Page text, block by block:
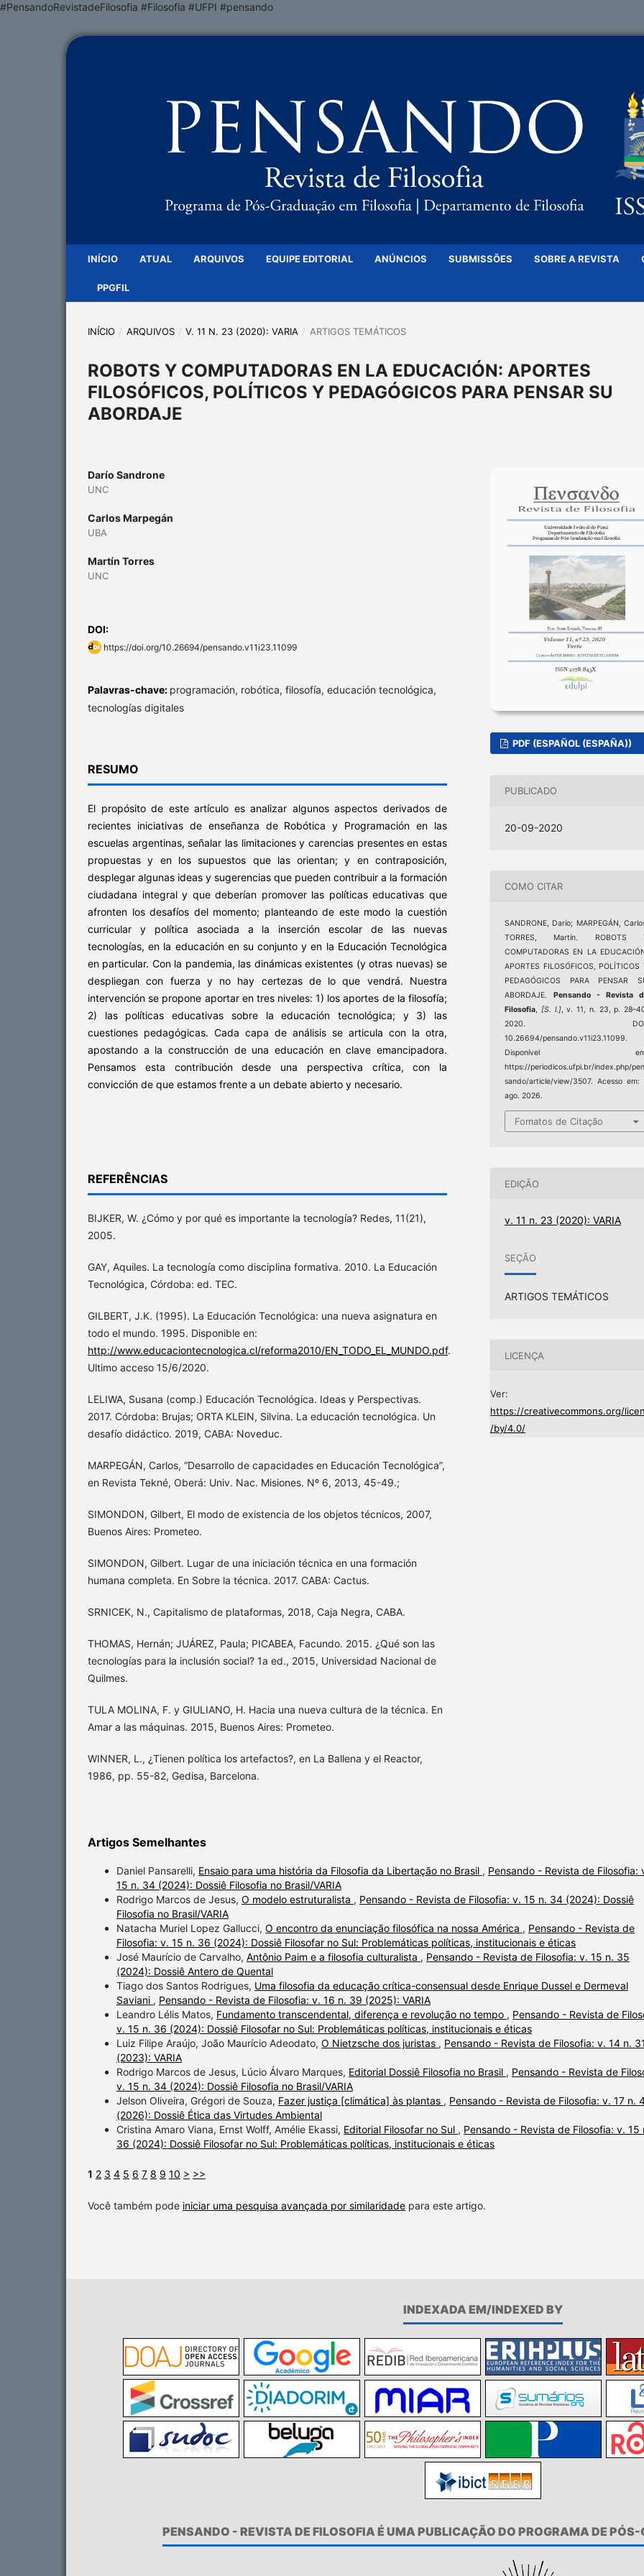
#PensandoRevistadeFilosofia #Filosofia #UFPI #pensando
INÍCIO ATUAL ARQUIVOS EQUIPE EDITORIAL ANÚNCIOS SUBMISSÕES SOBRE A REVISTA
PPGFIL
INÍCIO / ARQUIVOS / V. 11 N. 23 (2020): VARIA / ARTIGOS TEMÁTICOS
ROBOTS Y COMPUTADORAS EN LA EDUCACIÓN: APORTES
FILOSÓFICOS, POLÍTICOS Y PEDAGÓGICOS PARA PENSAR SU
ABORDAJE
Darío Sandrone
UNC
Carlos Marpegán
UBA
Martín Torres
UNC
DOI:
https://doi.org/10.26694/pensando.v11i23.11099
Palavras-chave: programación, robótica, filosofía, educación tecnológica,
tecnologías digitales
RESUMO
El propósito de este artículo es analizar algunos aspectos derivados de
recientes iniciativas de enseñanza de Robótica y Programación en las
escuelas argentinas, señalar las limitaciones y carencias presentes en estas
propuestas y en los supuestos que las orientan; y en contraposición,
desplegar algunas ideas y sugerencias que pueden contribuir a la formación
ciudadana integral y que deberían promover las políticas educativas que
afronten los desafíos del momento; planteando de este modo la cuestión
curricular y política asociada a la inserción escolar de las nuevas
tecnologías, en la educación en su conjunto y en la Educación Tecnológica
en particular. Con la pandemia, las dinámicas existentes (y otras nuevas) se
despliegan con fuerza y no hay certezas de lo que vendrá. Nuestra
intervención se propone aportar en tres niveles: 1) los aportes de la filosofía;
2) las políticas educativas sobre la educación tecnológica; y 3) las
cuestiones pedagógicas. Cada capa de análisis se articula con la otra,
apostando a la construcción de una educación en clave emancipadora.
Pensamos esta contribución desde una perspectiva crítica, con la
convicción de que estamos frente a un debate abierto y necesario.
REFERÊNCIAS
BIJKER, W. ¿Cómo y por qué es importante la tecnología? Redes, 11(21),
2005.
GAY, Aquiles. La tecnología como disciplina formativa. 2010. La Educación
Tecnológica, Córdoba: ed. TEC.
GILBERT, J.K. (1995). La Educación Tecnológica: una nueva asignatura en
todo el mundo. 1995. Disponible en:
http://www.educaciontecnologica.cl/reforma2010/EN_TODO_EL_MUNDO.pdf.
Ultimo acceso 15/6/2020.
LELIWA, Susana (comp.) Educación Tecnológica. Ideas y Perspectivas.
2017. Córdoba: Brujas; ORTA KLEIN, Silvina. La educación tecnológica. Un
desafío didáctico. 2019, CABA: Noveduc.
MARPEGÁN, Carlos, “Desarrollo de capacidades en Educación Tecnológica”,
en Revista Tekné, Oberá: Univ. Nac. Misiones. Nº 6, 2013, 45-49.;
SIMONDON, Gilbert, El modo de existencia de los objetos técnicos, 2007,
Buenos Aires: Prometeo.
SIMONDON, Gilbert. Lugar de una iniciación técnica en una formación
humana completa. En Sobre la técnica. 2017. CABA: Cactus.
SRNICEK, N., Capitalismo de plataformas, 2018, Caja Negra, CABA.
THOMAS, Hernán; JUÁREZ, Paula; PICABEA, Facundo. 2015. ¿Qué son las
tecnologías para la inclusión social? 1a ed., 2015, Universidad Nacional de
Quilmes.
TULA MOLINA, F. y GIULIANO, H. Hacia una nueva cultura de la técnica. En
Amar a las máquinas. 2015, Buenos Aires: Prometeo.
WINNER, L., ¿Tienen política los artefactos?, en La Ballena y el Reactor,
1986, pp. 55-82, Gedisa, Barcelona.
PDF (ESPAÑOL (ESPAÑA))
PUBLICADO
20-09-2020
COMO CITAR
SANDRONE, Darío; MARPEGÁN,
TORRES, Martín. ROBOTS
COMPUTADORAS EN LA
APORTES FILOSÓFICOS, POLÍTICOS
PEDAGÓGICOS PARA PENSAR
ABORDAJE.Pensando - Revista
Filosofia, [S. l.], v. 11, n. 23, p.
2020.
10.26694/pensando.v11i23.11099.
Disponível
https://periodicos.ufpi.br/index.php/
sando/article/view/3507. Acesso em:
ago. 2026.
Fomatos de Citação
EDIÇÃO
v. 11 n. 23 (2020): VARIA
SEÇÃO
ARTIGOS TEMÁTICOS
LICENÇA
Ver:
https://creativecommons.org/
/by/4.0/
Artigos Semelhantes
Daniel Pansarelli, Ensaio para uma história da Filosofia da Libertação no Brasil , Pensando - Revista de Filosofia:
15 n. 34 (2024): Dossiê Filosofia no Brasil/VARIA
Rodrigo Marcos de Jesus, O modelo estruturalista , Pensando - Revista de Filosofia: v. 15 n. 34 (2024): Dossiê
Filosofia no Brasil/VARIA
Natacha Muriel Lopez Gallucci, O encontro da enunciação filosófica na nossa América , Pensando - Revista de
Filosofia: v. 15 n. 36 (2024): Dossiê Filosofar no Sul: Problemáticas políticas, institucionais e éticas
José Maurício de Carvalho, Antônio Paim e a filosofia culturalista , Pensando - Revista de Filosofia: v. 15 n. 35
(2024): Dossiê Antero de Quental
Tiago dos Santos Rodrigues, Uma filosofia da educação crítica-consensual desde Enrique Dussel e Dermeval
Saviani , Pensando - Revista de Filosofia: v. 16 n. 39 (2025): VARIA
Leandro Lélis Matos, Fundamento transcendental, diferença e revolução no tempo , Pensando - Revista de
v. 15 n. 36 (2024): Dossiê Filosofar no Sul: Problemáticas políticas, institucionais e éticas
Luiz Filipe Araújo, João Maurício Adeodato, O Nietzsche dos juristas , Pensando - Revista de Filosofia: v. 14 n.
(2023): VARIA
Rodrigo Marcos de Jesus, Lúcio Álvaro Marques, Editorial Dossiê Filosofia no Brasil , Pensando - Revista de
v. 15 n. 34 (2024): Dossiê Filosofia no Brasil/VARIA
Jelson Oliveira, Grégori de Souza, Fazer justiça [climática] às plantas , Pensando - Revista de Filosofia: v. 17 n.
(2026): Dossiê Ética das Virtudes Ambiental
Cristina Amaro Viana, Ernst Wolff, Amélie Ekassi, Editorial Filosofar no Sul , Pensando - Revista de Filosofia: v. 15
36 (2024): Dossiê Filosofar no Sul: Problemáticas políticas, institucionais e éticas
1 2 3 4 5 6 7 8 9 10 > >>
Você também pode iniciar uma pesquisa avançada por similaridade para este artigo.
INDEXADA EM/INDEXED BY
PENSANDO - REVISTA DE FILOSOFIA É UMA PUBLICAÇÃO DO PROGRAMA DE